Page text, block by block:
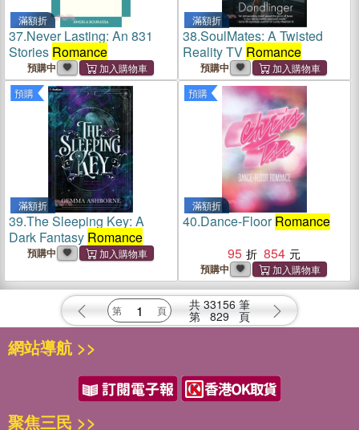
滿額折
37.Never Lasting: An 831
Stories Romance
預購中
滿額折
38.SoulMates: A Twisted
Reality TV Romance
預購中
預購
滿額折
39.The Sleeping Key: A
Dark Fantasy Romance
預購中
預購
滿額折
40.Dance-FloorRomance
95
854
預購中
共 33156 筆
第 829 頁
網站導航 >>
聚焦三民 >>